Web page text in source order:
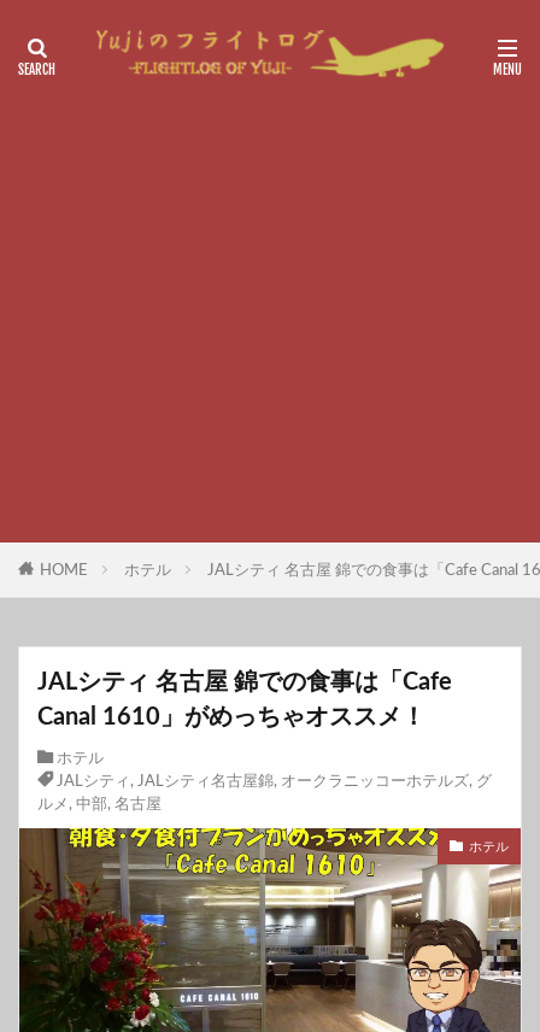
HOME ホテル JALシティ 名古屋 錦での食事は「Cafe Canal
JALシティ 名古屋 錦での食事は「Cafe
Canal 1610」がめっちゃオススメ！
ホテル
JALシティ , JALシティ名古屋錦, オークラニッコーホテルズ, グ
ルメ, 中部, 名古屋
ホテル